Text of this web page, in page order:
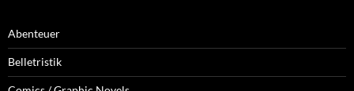
Abenteuer
Belletristik